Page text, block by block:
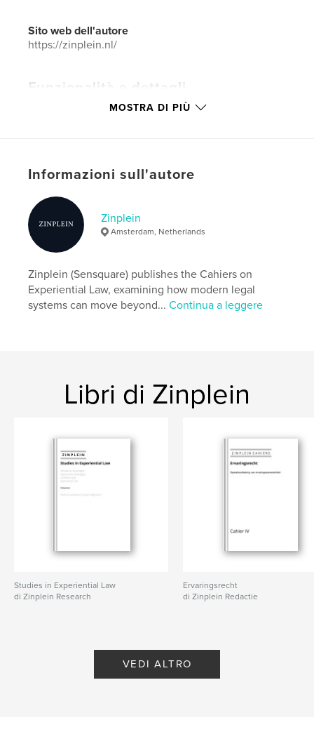
Sito web dell'autore
https://zinplein.nl/
Funzionalità e dettagli
Categoria principale: Giustizia sociale
Copertina morbida: 9789083669540
Data di pubblicazione:mar 10, 2026
Lingua
Dutch
Experiential Sovereignty , Property Sovereignty
MOSTRA DI PIÙ
Informazioni sull'autore
Zinplein
Amsterdam, Netherlands
Zinplein (Sensquare) publishes the Cahiers on
Experiential Law, examining how modern legal
systems can move beyond...Continua a leggere
Libri di Zinplein
Studies in Experiential Law
di Zinplein Research
Ervaringsrecht
di Zinplein Redactie
VEDI ALTRO